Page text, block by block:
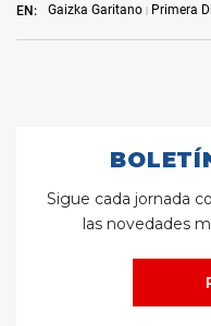
EN: Gaizka Garitano Primera